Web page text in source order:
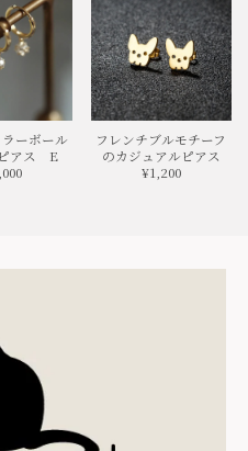
ーボール
アス E
フレンチブルモチーフ
のカジュアルピアス
¥1,200